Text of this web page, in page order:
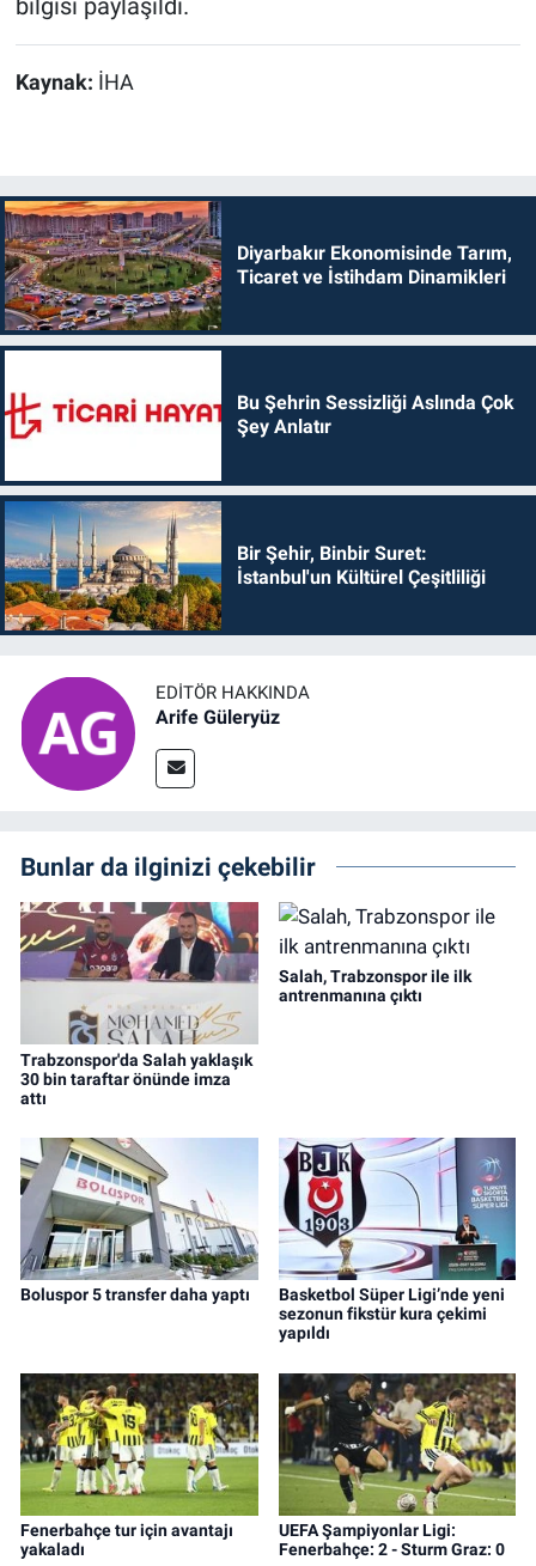
bilgisi paylaşıldı.
Kaynak: İHA
Diyarbakır Ekonomisinde Tarım,
Ticaret ve İstihdam Dinamikleri
Bu Şehrin Sessizliği Aslında Çok
Şey Anlatır
Bir Şehir, Binbir Suret:
İstanbul'un Kültürel Çeşitliliği
EDITÖR HAKKINDA
Arife Güleryüz
Bunlar da ilginizi çekebilir
Trabzonspor'da Salah yaklaşık
30 bin taraftar önünde imza
attı
Salah, Trabzonspor ile ilk
antrenmanına çıktı
Boluspor 5 transfer daha yaptı
Basketbol Süper Ligi’nde yeni
sezonun fikstür kura çekimi
yapıldı
Fenerbahçe tur için avantajı
yakaladı
UEFA Şampiyonlar Ligi:
Fenerbahçe: 2 - Sturm Graz: 0